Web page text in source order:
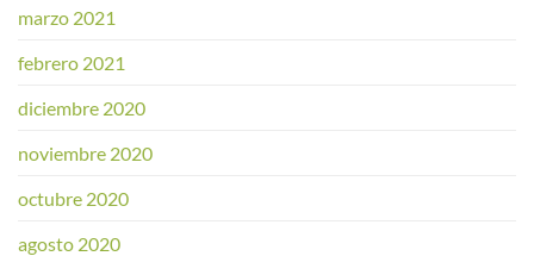
marzo 2021
febrero 2021
diciembre 2020
noviembre 2020
octubre 2020
agosto 2020